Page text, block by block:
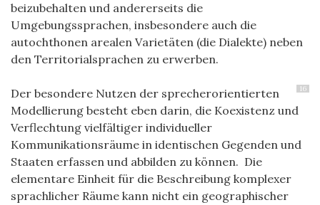
beizubehalten und andererseits die
Umgebungssprachen, insbesondere auch die
autochthonen arealen Varietäten (die Dialekte) neben
den Territorialsprachen zu erwerben.
16
Der besondere Nutzen der sprecherorientierten
Modellierung besteht eben darin, die Koexistenz und
Verflechtung vielfältiger individueller
Kommunikationsräume in identischen Gegenden und
Staaten erfassen und abbilden zu können. Die
elementare Einheit für die Beschreibung komplexer
sprachlicher Räume kann nicht ein geographischer